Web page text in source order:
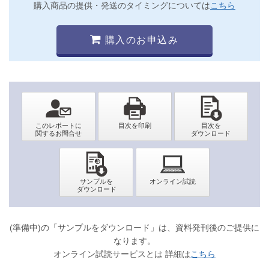
購入商品の提供・発送のタイミングについてはこちら
購入のお申込み
(準備中)の「サンプルをダウンロード」は、資料発刊後のご提供に
なります。
オンライン試読サービスとは 詳細はこちら